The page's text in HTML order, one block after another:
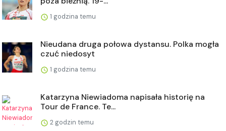
1 godzina temu
Nieudana druga połowa dystansu. Polka mogła
czuć niedosyt
1 godzina temu
Katarzyna Niewiadoma napisała historię na
Tour de France. Te...
2 godzin temu